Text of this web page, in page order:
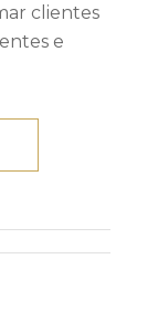
clientes
e